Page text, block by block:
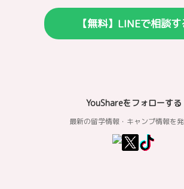
【無料】LINEで相談す
YouShareをフォローする
最新の留学情報・キャンプ情報を